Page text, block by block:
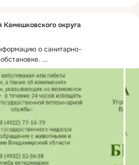
Камешковского округа
о санитарно-
...